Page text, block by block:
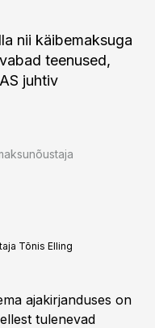
nii käibemaksuga
teenused,
juhtiv
Tõnis Elling
ajakirjanduses on
tulenevad